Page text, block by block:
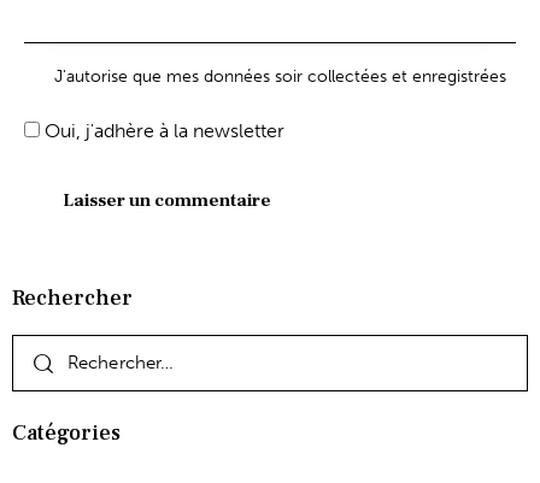
J'autorise que mes données soir collectées et enregistrées
Oui, j'adhère à la newsletter
Rechercher
Catégories